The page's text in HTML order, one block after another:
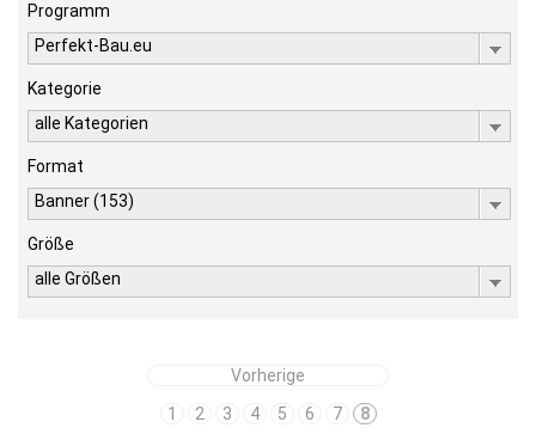
Programm
Perfekt-Bau.eu
Kategorie
alle Kategorien
Format
Banner (153)
Größe
alle Größen
Vorherige
1
2 3 4 5 6 7 8